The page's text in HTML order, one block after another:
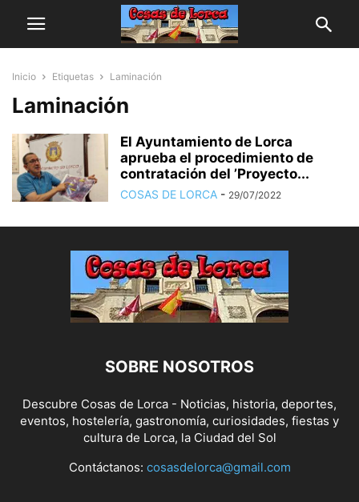
Inicio Etiquetas Laminación
Laminación
El Ayuntamiento de Lorca
aprueba el procedimiento de
contratación del ’Proyecto...
COSAS DE LORCA - 29/07/2022
SOBRE NOSOTROS
Descubre Cosas de Lorca - Noticias, historia, deportes,
eventos, hostelería, gastronomía, curiosidades, fiestas y
cultura de Lorca, la Ciudad del Sol
Contáctanos: cosasdelorca@gmail.com